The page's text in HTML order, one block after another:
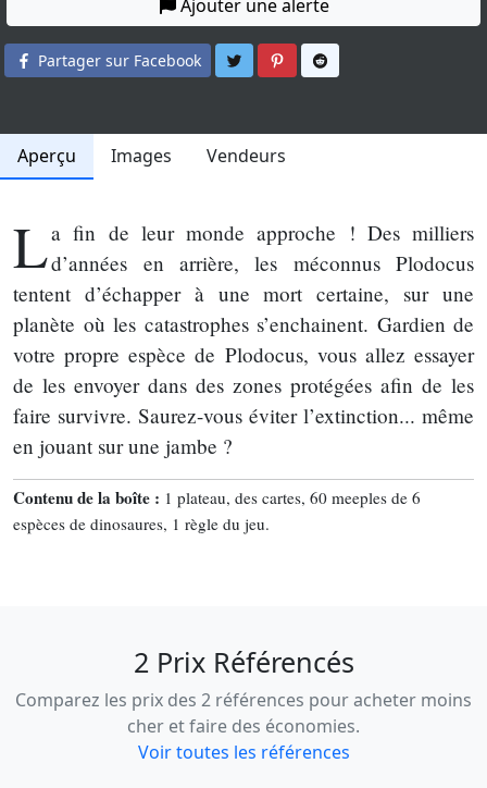
Ajouter une alerte
Partager sur Facebook Partager sur Twitter
Partager sur Pinterest
Aperçu Images Vendeurs
La fin de leur monde approche ! Des milliers
d’années en arrière, les méconnus Plodocus
tentent d’échapper à une mort certaine, sur une
planète où les catastrophes s’enchainent. Gardien de
votre propre espèce de Plodocus, vous allez essayer
de les envoyer dans des zones protégées afin de les
faire survivre. Saurez-vous éviter l’extinction... même
en jouant sur une jambe ?
Contenu de la boîte : 1 plateau, des cartes, 60 meeples de 6
espèces de dinosaures, 1 règle du jeu.
2 Prix Référencés
Comparez les prix des 2 références pour acheter moins
cher et faire des économies.
Voir toutes les références